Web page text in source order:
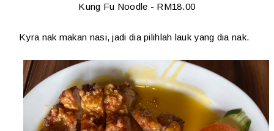
Kung Fu Noodle - RM18.00
Kyra nak makan nasi, jadi dia pilihlah lauk yang dia nak.